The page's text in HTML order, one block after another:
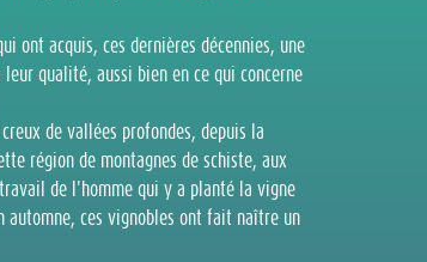
ont acquis, ces dernières décennies, une
qualité, aussi bien en ce qui concerne
de vallées profondes, depuis la
région de montagnes de schiste, aux
de l'homme qui y a planté la vigne
automne, ces vignobles ont fait naître un